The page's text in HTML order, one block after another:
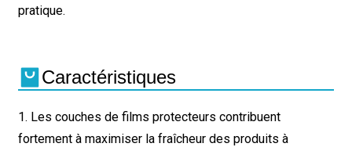
pratique.
Caractéristiques
1. Les couches de films protecteurs contribuent
fortement à maximiser la fraîcheur des produits à